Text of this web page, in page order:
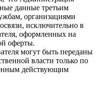
данные третьим
организациями
исключительно в
оформленных на
оферты.
могут быть переданы
власти только по
действующим